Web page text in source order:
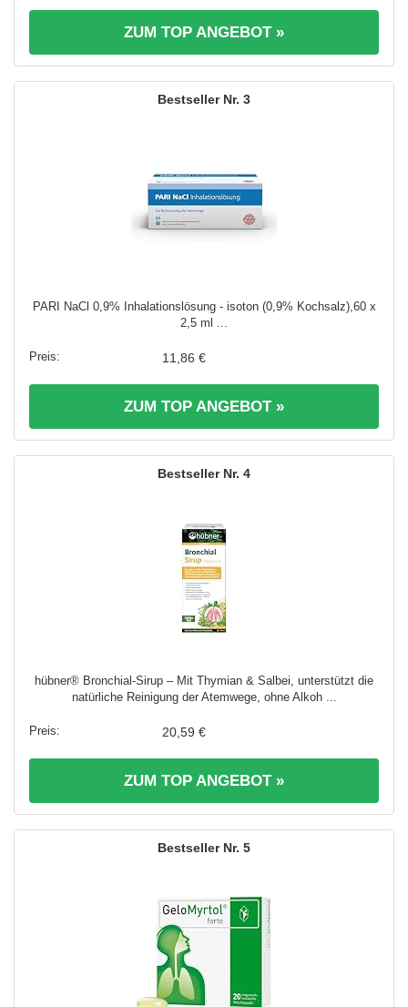
ZUM TOP ANGEBOT »
3
PARI NaCl 0,9% Inhalationslösung - isoton (0,9% Kochsalz),60 x
2,5 ml ...
11,86 €
ZUM TOP ANGEBOT »
4
hübner® Bronchial-Sirup – Mit Thymian & Salbei, unterstützt die
natürliche Reinigung der Atemwege, ohne Alkoh ...
20,59 €
ZUM TOP ANGEBOT »
5